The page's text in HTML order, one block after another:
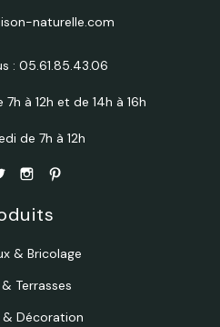
naturelle.com
: 05.61.85.43.06
à 12h et de 14h à 16h
de 7h à 12h
& Bricolage
Terrasses
& Décoration